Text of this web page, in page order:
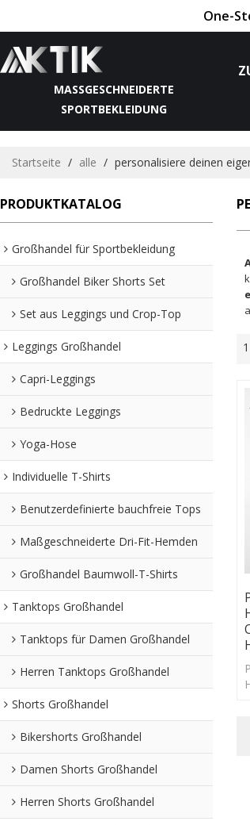
One-
MASSGESCHNEIDERTE S
PORTBEKLEIDUNG
Startseite / alle / personalisiere deinen
PRODUKTKATALOG
Großhandel für Sportbekleidung
Großhandel Biker Shorts Set
Set aus Leggings und Crop-Top
Leggings Großhandel
Capri-Leggings
Bedruckte Leggings
Yoga-Hose
Individuelle T-Shirts
Benutzerdefinierte bauchfreie Tops
Maßgeschneiderte Dri-Fit-Hemden
Großhandel Baumwoll-T-Shirts
Tanktops Großhandel
Tanktops für Damen Großhandel
Herren Tanktops Großhandel
Shorts Großhandel
Bikershorts Großhandel
Damen Shorts Großhandel
Herren Shorts Großhandel